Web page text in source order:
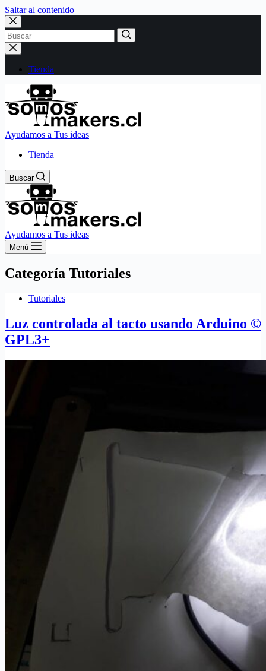
Saltar al contenido
Sin
resultados
Tienda
Ayudamos a Tus ideas
Tienda
Buscar
Ayudamos a Tus ideas
Menú
Categoría Tutoriales
Tutoriales
Luz controlada al tacto usando Arduino ©
GPL3+